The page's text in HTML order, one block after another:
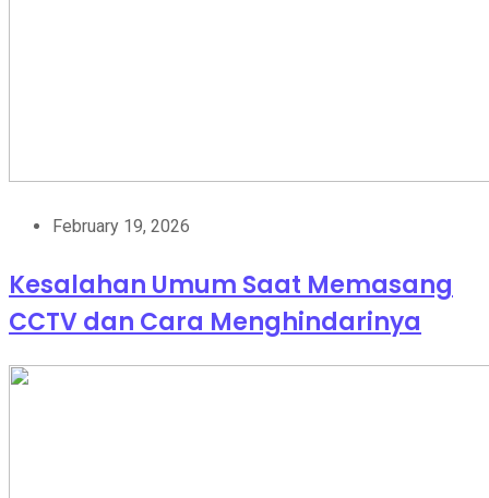
February 19, 2026
Kesalahan Umum Saat Memasang
CCTV dan Cara Menghindarinya